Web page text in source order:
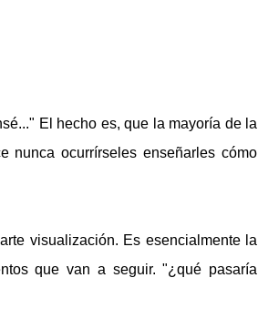
El hecho es, que la mayoría de la
nunca ocurrírseles enseñarles cómo
visualización. Es esencialmente la
que van a seguir. "¿qué pasaría